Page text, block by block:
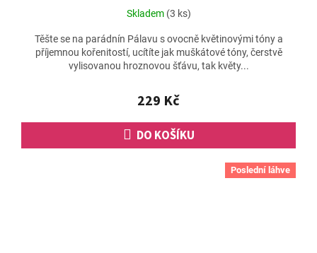
Skladem (3 ks)
229 Kč
DO KOŠÍKU
Těšte se na parádnín Pálavu s ovocně květinovými tóny a
příjemnou kořenitostí, ucítíte jak muškátové tóny, čerstvě
vylisovanou hroznovou šťávu, tak květy...
Poslední láhve